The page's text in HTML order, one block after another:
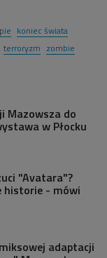
koniec świata
terroryzm zombie
Mazowsza do
w Płocku
"Avatara"?
historie - mówi
adaptacji